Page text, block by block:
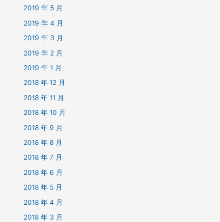
2019 年 5 月
2019 年 4 月
2019 年 3 月
2019 年 2 月
2019 年 1 月
2018 年 12 月
2018 年 11 月
2018 年 10 月
2018 年 9 月
2018 年 8 月
2018 年 7 月
2018 年 6 月
2018 年 5 月
2018 年 4 月
2018 年 3 月